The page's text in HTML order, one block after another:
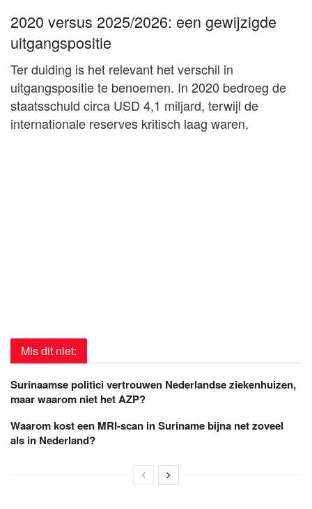
2020 versus 2025/2026: een gewijzigde
uitgangspositie
Ter duiding is het relevant het verschil in
uitgangspositie te benoemen. In 2020 bedroeg de
staatsschuld circa USD 4,1 miljard, terwijl de
internationale reserves kritisch laag waren.
Mis dit niet:
Surinaamse politici vertrouwen Nederlandse ziekenhuizen,
maar waarom niet het AZP?
Waarom kost een MRI-scan in Suriname bijna net zoveel
als in Nederland?